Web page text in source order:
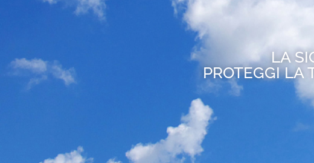
LA
PROTEGGI LA